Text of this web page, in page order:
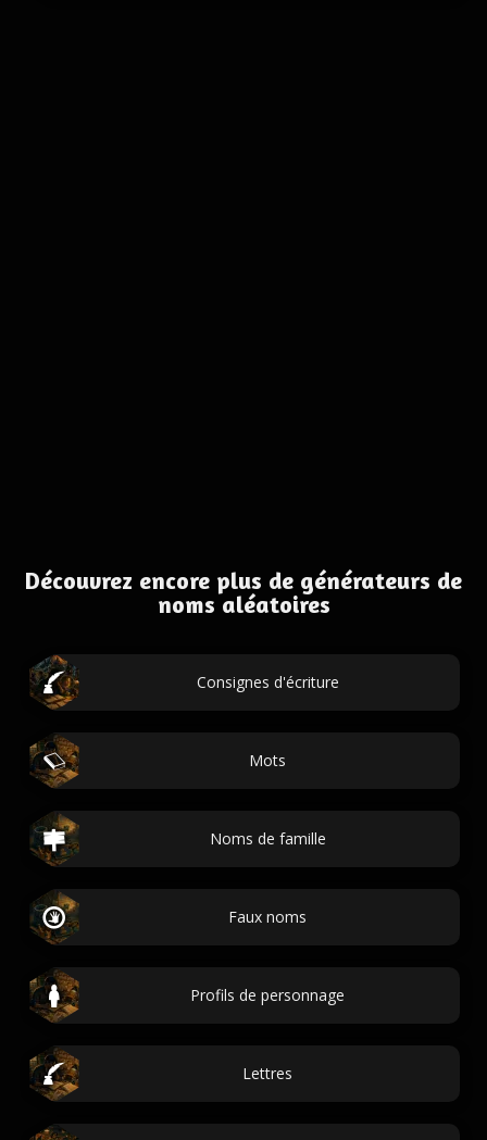
Découvrez encore plus de générateurs de
noms aléatoires
Consignes d'écriture
Mots
Noms de famille
Faux noms
Profils de personnage
Lettres